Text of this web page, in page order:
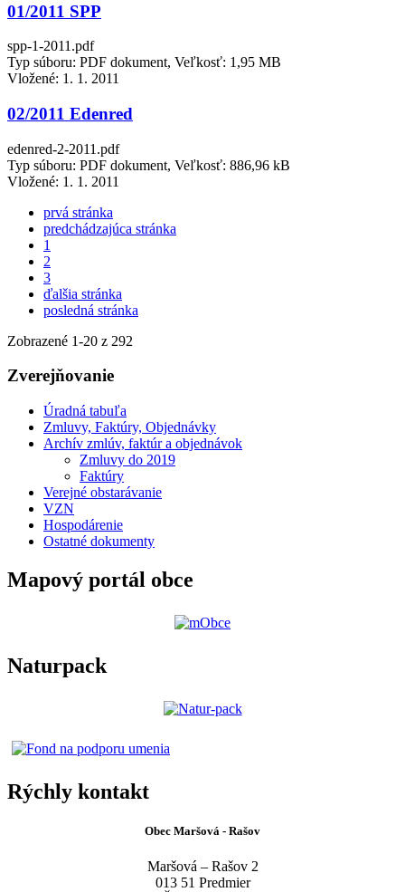
01/2011 SPP
spp-1-2011.pdf
Typ súboru: PDF dokument, Veľkosť: 1,95 MB
Vložené: 1. 1. 2011
02/2011 Edenred
edenred-2-2011.pdf
Typ súboru: PDF dokument, Veľkosť: 886,96 kB
Vložené: 1. 1. 2011
prvá stránka
predchádzajúca stránka
1
2
3
ďalšia stránka
posledná stránka
Zobrazené 1-20 z 292
Zverejňovanie
Úradná tabuľa
Zmluvy, Faktúry, Objednávky
Archív zmlúv, faktúr a objednávok
Zmluvy do 2019
Faktúry
Verejné obstarávanie
VZN
Hospodárenie
Ostatné dokumenty
Mapový portál obce
Naturpack
Rýchly kontakt
Obec Maršová - Rašov
Maršová – Rašov 2
013 51 Predmier